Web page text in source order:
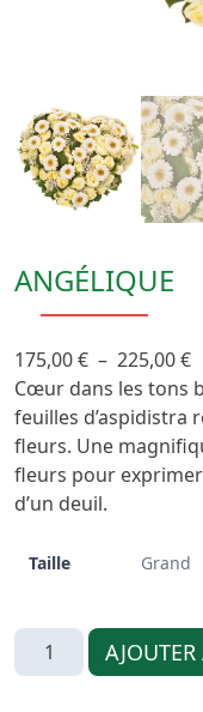
ANGÉLIQUE
175,00€ – 225,00€
à
Cœur dans les tons
feuilles d’aspidistra
fleurs. Une
fleurs pour
d’un deuil.
Taille
quantité